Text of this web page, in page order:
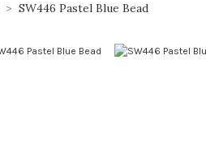
SW446 Pastel Blue Bead